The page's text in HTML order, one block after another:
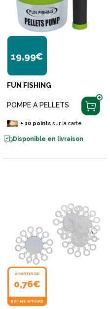
19,99€
FUN FISHING
POMPE A PELLETS
+ 10pointssur la carte
Disponible en livraison
À PARTIR DE
0,76€
BONNE AFFAIRE